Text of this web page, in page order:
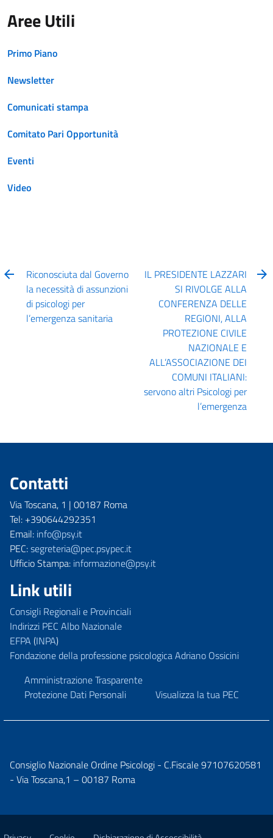
Aree Utili
Primo Piano
Newsletter
Comunicati stampa
Comitato Pari Opportunità
Eventi
Video
Riconosciuta dal Governo
la necessità di assunzioni
di psicologi per
l’emergenza sanitaria
IL PRESIDENTE LAZZARI
SI RIVOLGE ALLA
CONFERENZA DELLE
REGIONI, ALLA
PROTEZIONE CIVILE
NAZIONALE E
ALL’ASSOCIAZIONE DEI
COMUNI ITALIANI:
servono altri Psicologi per
l’emergenza
Contatti
Via Toscana, 1 | 00187 Roma
Tel: +390644292351
Email: info@psy.it
PEC:segreteria@pec.psypec.it
Ufficio Stampa: informazione@psy.it
Link utili
Consigli Regionali e Provinciali
Indirizzi PEC Albo Nazionale
EFPA (INPA)
Fondazione della professione psicologica Adriano Ossicini
Amministrazione Trasparente
Protezione Dati Personali
Visualizza la tua PEC
Consiglio Nazionale Ordine Psicologi - C.Fiscale 97107620581
- Via Toscana,1 – 00187 Roma